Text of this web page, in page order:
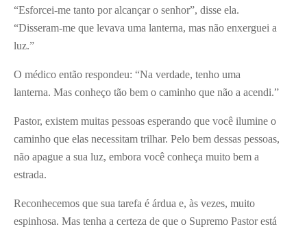
“Esforcei-me tanto por alcançar o senhor”, disse ela.
“Disseram-me que levava uma lanterna, mas não enxerguei a
luz.”
O médico então respondeu: “Na verdade, tenho uma
lanterna. Mas conheço tão bem o caminho que não a acendi.”
Pastor, existem muitas pessoas esperando que você ilumine o
caminho que elas necessitam trilhar. Pelo bem dessas pessoas,
não apague a sua luz, embora você conheça muito bem a
estrada.
Reconhecemos que sua tarefa é árdua e, às vezes, muito
espinhosa. Mas tenha a certeza de que o Supremo Pastor está